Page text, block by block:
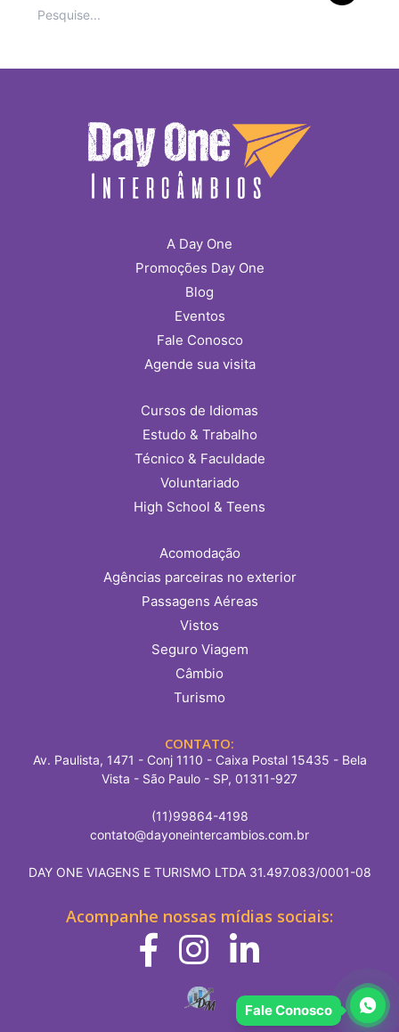
A Day One
Promoções Day One
Blog
Eventos
Fale Conosco
Agende sua visita
Cursos de Idiomas
Estudo & Trabalho
Técnico & Faculdade
Voluntariado
High School & Teens
Acomodação
Agências parceiras no exterior
Passagens Aéreas
Vistos
Seguro Viagem
Câmbio
Turismo
CONTATO:
Av. Paulista, 1471 - Conj 1110 - Caixa Postal 15435 - Bela
Vista - São Paulo - SP, 01311-927
(11)99864-4198
contato@dayoneintercambios.com.br
DAY ONE VIAGENS E TURISMO LTDA 31.497.083/0001-08
Acompanhe nossas mídias sociais:
Fale Conosco